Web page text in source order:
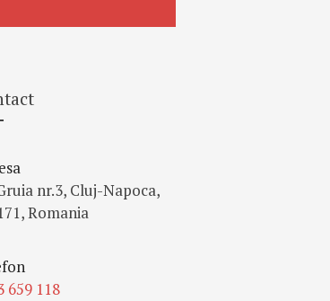
nr.3, Cluj-Napoca,
Romania
659 118